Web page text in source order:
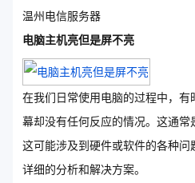
温州电信服务器
电脑主机亮但是屏不亮
在我们日常使用电脑的过程中，
幕却没有任何反应的情况。这通
这可能涉及到硬件或软件的各种
详细的分析和解决方案。